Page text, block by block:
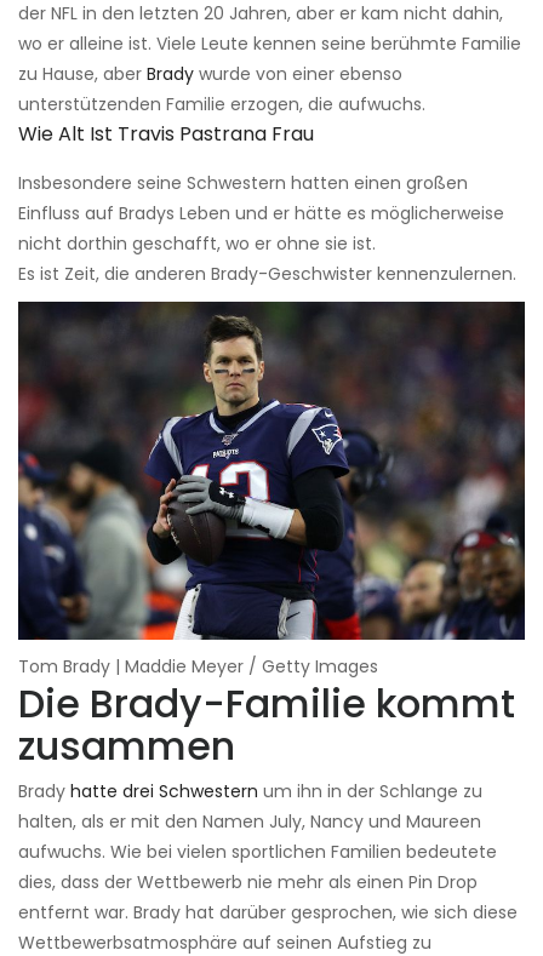
der NFL in den letzten 20 Jahren, aber er kam nicht dahin,
wo er alleine ist. Viele Leute kennen seine berühmte Familie
zu Hause, aber Brady wurde von einer ebenso
unterstützenden Familie erzogen, die aufwuchs.
Wie Alt Ist Travis Pastrana Frau
Insbesondere seine Schwestern hatten einen großen
Einfluss auf Bradys Leben und er hätte es möglicherweise
nicht dorthin geschafft, wo er ohne sie ist.
Es ist Zeit, die anderen Brady-Geschwister kennenzulernen.
Tom Brady | Maddie Meyer / Getty Images
Die Brady-Familie kommt
zusammen
Brady hatte drei Schwestern um ihn in der Schlange zu
halten, als er mit den Namen July, Nancy und Maureen
aufwuchs. Wie bei vielen sportlichen Familien bedeutete
dies, dass der Wettbewerb nie mehr als einen Pin Drop
entfernt war. Brady hat darüber gesprochen, wie sich diese
Wettbewerbsatmosphäre auf seinen Aufstieg zu